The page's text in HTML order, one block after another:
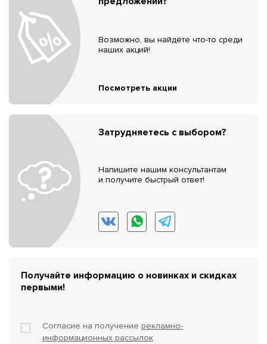
Возможно, вы найдёте что-то среди
наших акций!
Посмотреть акции
Затрудняетесь с выбором?
Напишите нашим консультантам
и получите быстрый ответ!
Получайте информацию о новинках и скидках
первыми!
Согласие на получение рекламно-
информационных рассылок